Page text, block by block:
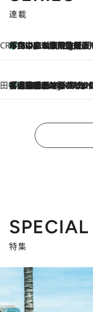
連載
CREA'S CHOICE
16 Minutes Ago
「立川にも歌舞伎があるんだよ」 片岡仁左衛門・市川中車ら豪華座組みで4年目の立川立飛
田中稲の勝手に再ブーム
5 Hours Ago
「湘南乃風に憧れて」観客大盛上がりの“タオル回し”に、ラッパー顔負けの高速歌唱まで…さだまさし（74）のアグレッシブすぎる現在地
SPECIAL
特集